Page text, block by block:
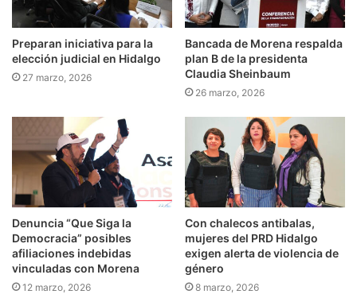
Preparan iniciativa para la
elección judicial en Hidalgo
27 marzo, 2026
Bancada de Morena respalda
plan B de la presidenta
Claudia Sheinbaum
26 marzo, 2026
Denuncia “Que Siga la
Democracia” posibles
afiliaciones indebidas
vinculadas con Morena
12 marzo, 2026
Con chalecos antibalas,
mujeres del PRD Hidalgo
exigen alerta de violencia de
género
8 marzo, 2026